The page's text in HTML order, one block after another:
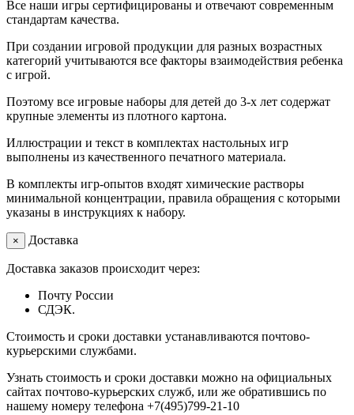
Все наши игры сертифицированы и отвечают современным
стандартам качества.
При создании игровой продукции для разных возрастных
категорий учитываются все факторы взаимодействия ребенка
с игрой.
Поэтому все игровые наборы для детей до 3-х лет содержат
крупные элементы из плотного картона.
Иллюстрации и текст в комплектах настольных игр
выполнены из качественного печатного материала.
В комплекты игр-опытов входят химические растворы
минимальной концентрации, правила обращения с которыми
указаны в инструкциях к набору.
× Доставка
Доставка заказов происходит через:
Почту России
СДЭК.
Стоимость и сроки доставки устанавливаются почтово-
курьерскими службами.
Узнать стоимость и сроки доставки можно на официальных
сайтах почтово-курьерских служб, или же обратившись по
нашему номеру телефона +7(495)799-21-10